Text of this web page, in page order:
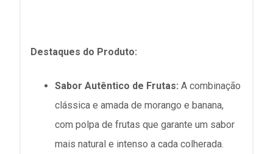
Destaques do Produto:
Sabor Autêntico de Frutas: A combinação
clássica e amada de morango e banana,
com polpa de frutas que garante um sabor
mais natural e intenso a cada colherada.